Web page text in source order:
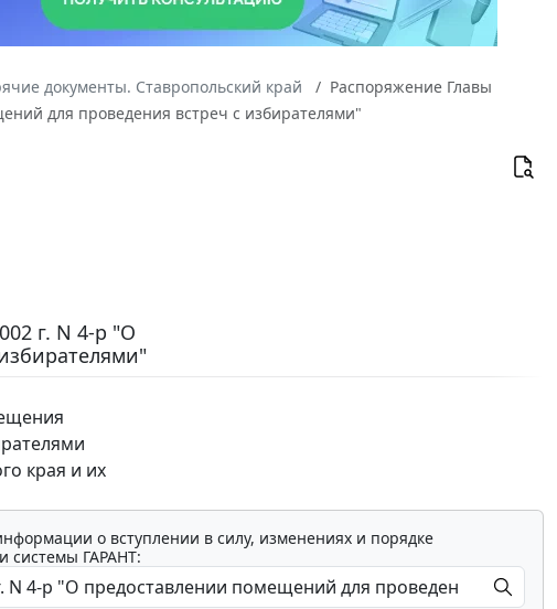
документы. Ставропольский край
Распоряжение Главы
для проведения встреч с избирателями"
г. N 4-р "О
края и их
о вступлении в силу, изменениях и порядке
системы ГАРАНТ: